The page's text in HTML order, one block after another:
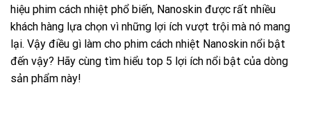
hiệu phim cách nhiệt phổ biến, Nanoskin được rất nhiều
khách hàng lựa chọn vì những lợi ích vượt trội mà nó mang
lại. Vậy điều gì làm cho phim cách nhiệt Nanoskin nổi bật
đến vậy? Hãy cùng tìm hiểu top 5 lợi ích nổi bật của dòng
sản phẩm này!